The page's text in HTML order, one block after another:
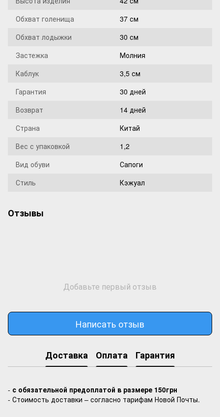
Обхват голенища
37 см
Обхват лодыжки
30 см
Застежка
Молния
Каблук
3,5 см
Гарантия
30 дней
Возврат
14 дней
Страна
Китай
Вес с упаковкой
1,2
Вид обуви
Сапоги
Стиль
Кэжуал
Отзывы
Добавьте первый отзыв
Написать отзыв
Доставка Оплата Гарантия
- с обязательной предоплатой в размере 150грн
- Стоимость доставки – согласно тарифам Новой Почты.